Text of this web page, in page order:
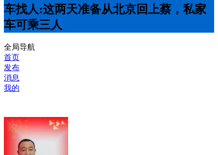
车找人:这两天准备从北京回上蔡，私家
车可乘三人
全局导航
首页
发布
消息
我的